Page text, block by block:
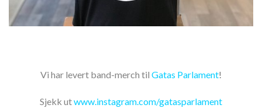
Vi har levert band-merch til Gatas Parlament!
Sjekk utwww.instagram.com/gatasparlament